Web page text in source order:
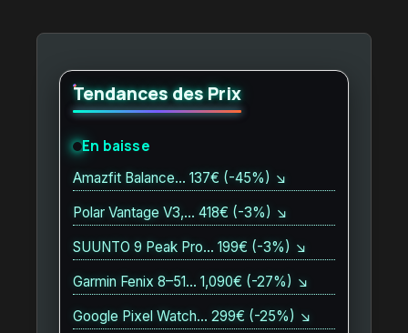
Tendances des Prix
En baisse
Amazfit Balance… 137€ (-45%) ↘
Polar Vantage V3,… 418€ (-3%) ↘
SUUNTO 9 Peak Pro… 199€ (-3%) ↘
Garmin Fenix 8–51… 1,090€ (-27%) ↘
Google Pixel Watch… 299€ (-25%) ↘